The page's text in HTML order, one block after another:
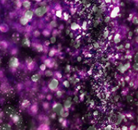
Сервіс ретуші товарів